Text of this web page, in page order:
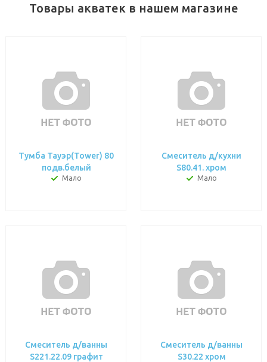
Товары акватек в нашем магазине
Тумба Тауэр(Tower) 80
подв.белый
Мало
Смеситель д/кухни
S80.41. хром
Мало
Смеситель д/ванны
S221.22.09 графит
Смеситель д/ванны
S30.22 хром